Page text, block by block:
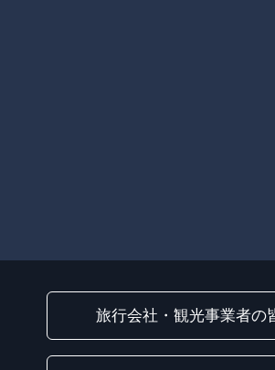
旅行会社・観光事業者の